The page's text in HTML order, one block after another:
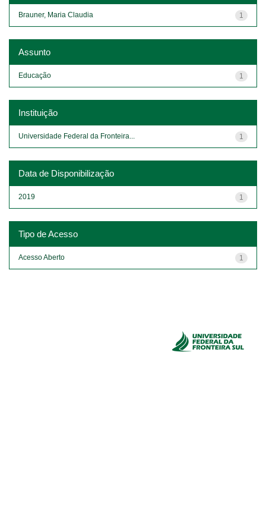
1
Brauner, Maria Claudia
Assunto
1
Educação
Instituição
1
Universidade Federal da Fronteira...
Data de Disponibilização
1
2019
Tipo de Acesso
1
Acesso Aberto